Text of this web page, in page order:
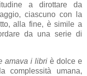
a dirottare da
ciascuno con la
alla fine, è simile a
da una serie di
amava i libri è dolce e
complessità umana,